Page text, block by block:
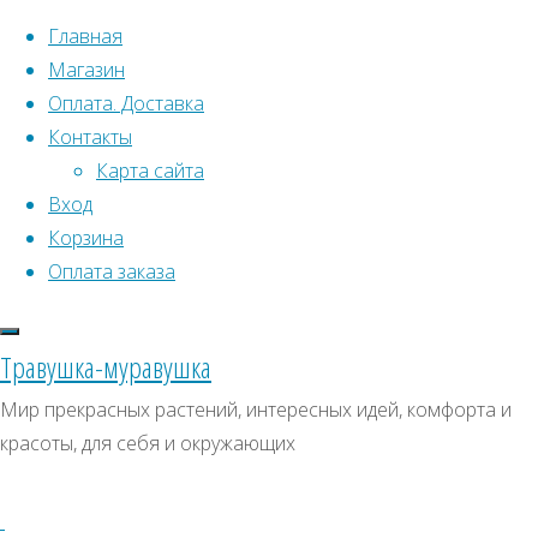
Перейти к содержимому
Главная
Магазин
Оплата. Доставка
Контакты
Карта сайта
Вход
Корзина
Оплата заказа
Травушка-муравушка
Мир прекрасных растений, интересных идей, комфорта и
красоты, для себя и окружающих
Что искать:
Поиск
Nobilissima
Камелия
японская
Камелия
Искать:
СКИДКИ, АКЦИИ
Категории магазина